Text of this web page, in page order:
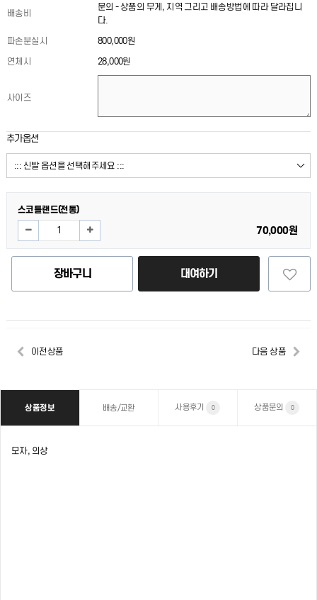
배송비
문의 - 상품의 무게, 지역 그리고 배송방법에 따라 달라집니
다.
파손분실시
800,000원
연체시
28,000원
사이즈
추가옵션
스코틀랜드(전통)
70,000원
장바구니 대여하기
이전상품 다음 상품
상품정보 배송/교환 사용후기 0 상품문의 0
모자, 의상